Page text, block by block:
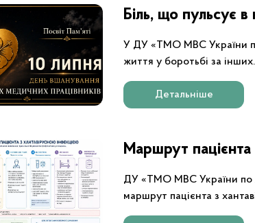
Біль, що пульсує
У ДУ «ТМО МВС України по
життя у боротьбі за інших.
Детальніше
Маршрут пацієнта
ДУ «ТМО МВС України по
маршрут пацієнта з